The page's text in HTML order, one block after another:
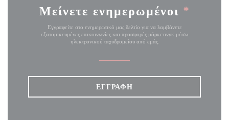
Μείνετε ενημερωμένοι *
Εγγραφείτε στο ενημερωτικό μας δελτίο για να λαμβάνετε
εξατομικευμένες επικοινωνίες και προσφορές μάρκετινγκ μέσω
ηλεκτρονικού ταχυδρομείου από εμάς.
ΕΓΓΡΑΦΉ